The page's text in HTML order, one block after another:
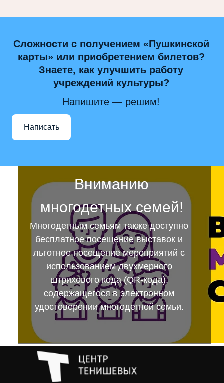
Сложности с получением «Пушкинской
карты» или приобретением билетов?
Знаете, как улучшить работу
учреждений культуры?
Напишите — решим!
Написать
Вниманию
многодетных семей!
Многодетным семьям также доступно
бесплатное посещение выставок и
льготное посещение мероприятий с
использованием двухмерного
штрихового кода (QR-кода),
содержащегося в электронном
удостоверении многодетной семьи.